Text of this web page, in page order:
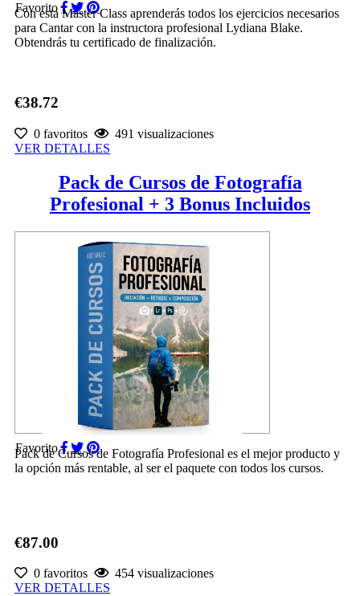
Favorito
Con esta Master Class aprenderás todos los ejercicios necesarios
para Cantar con la instructora profesional Lydiana Blake.
Obtendrás tu certificado de finalización.
€38.72
0 favoritos
491 visualizaciones
VER DETALLES
Pack de Cursos de Fotografía
Profesional + 3 Bonus Incluidos
Favorito
Pack de Cursos de Fotografía Profesional es el mejor producto y
la opción más rentable, al ser el paquete con todos los cursos.
€87.00
0 favoritos
454 visualizaciones
VER DETALLES